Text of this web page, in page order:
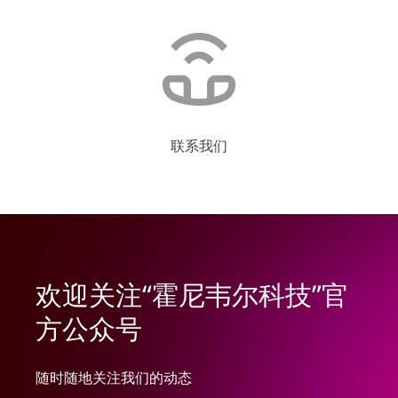
联系我们
欢迎关注“霍尼韦尔科技”官
方公众号
随时随地关注我们的动态